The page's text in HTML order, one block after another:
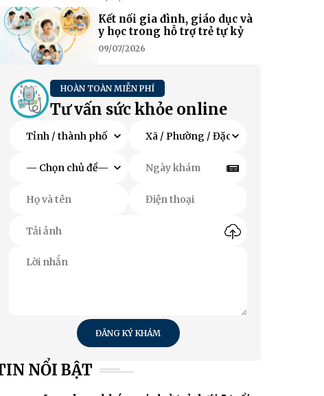
Kết nối gia đình, giáo dục và
y học trong hỗ trợ trẻ tự kỷ
09/07/2026
HOÀN TOÀN MIỄN PHÍ
Tư vấn sức khỏe online
ĐĂNG KÝ KHÁM
NỔI BẬT